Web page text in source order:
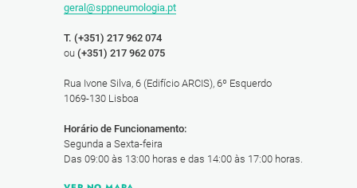
geral@sppneumologia.pt
T. (+351) 217 962 074
ou (+351) 217 962 075
Rua Ivone Silva, 6 (Edifício ARCIS), 6º Esquerdo
1069-130 Lisboa
Horário de Funcionamento:
Segunda a Sexta-feira
Das 09:00 às 13:00 horas e das 14:00 às 17:00 horas.